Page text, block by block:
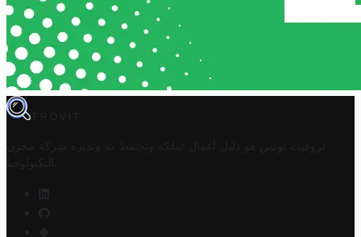
TROVIT
تروفيت تونس هو دليل أعمال تملكه وتحتفظ به وتديره
شركة مخزن
التكنولوجيا